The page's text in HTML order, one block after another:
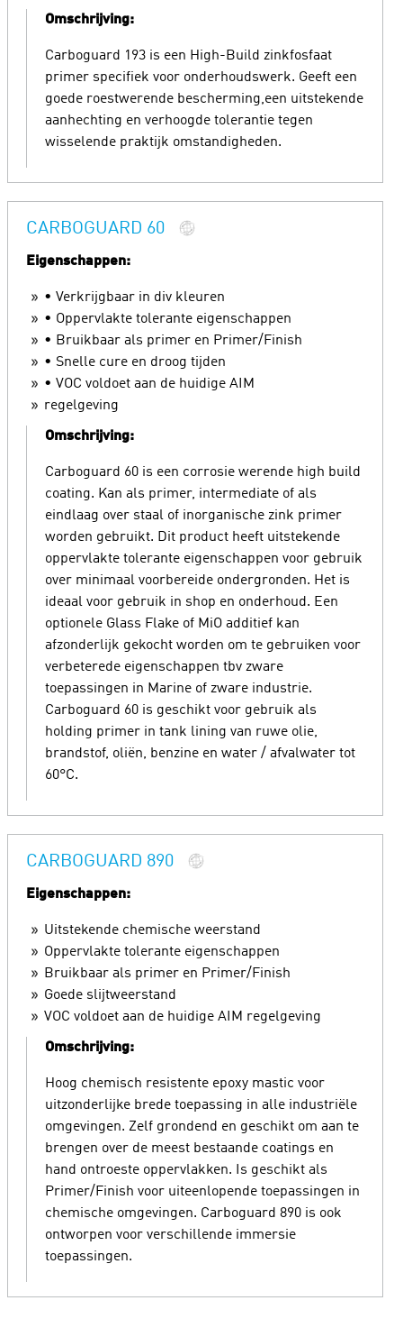
Omschrijving:
Carboguard 193 is een High-Build zinkfosfaat
primer specifiek voor onderhoudswerk. Geeft een
goede roestwerende bescherming,een uitstekende
aanhechting en verhoogde tolerantie tegen
wisselende praktijk omstandigheden.
CARBOGUARD 60
Eigenschappen:
• Verkrijgbaar in div kleuren
• Oppervlakte tolerante eigenschappen
• Bruikbaar als primer en Primer/Finish
• Snelle cure en droog tijden
• VOC voldoet aan de huidige AIM
regelgeving
Omschrijving:
Carboguard 60 is een corrosie werende high build
coating. Kan als primer, intermediate of als
eindlaag over staal of inorganische zink primer
worden gebruikt. Dit product heeft uitstekende
oppervlakte tolerante eigenschappen voor gebruik
over minimaal voorbereide ondergronden. Het is
ideaal voor gebruik in shop en onderhoud. Een
optionele Glass Flake of MiO additief kan
afzonderlijk gekocht worden om te gebruiken voor
verbeterede eigenschappen tbv zware
toepassingen in Marine of zware industrie.
Carboguard 60 is geschikt voor gebruik als
holding primer in tank lining van ruwe olie,
brandstof, oliën, benzine en water / afvalwater tot
60°C.
CARBOGUARD 890
Eigenschappen:
Uitstekende chemische weerstand
Oppervlakte tolerante eigenschappen
Bruikbaar als primer en Primer/Finish
Goede slijtweerstand
VOC voldoet aan de huidige AIM regelgeving
Omschrijving:
Hoog chemisch resistente epoxy mastic voor
uitzonderlijke brede toepassing in alle industriële
omgevingen. Zelf grondend en geschikt om aan te
brengen over de meest bestaande coatings en
hand ontroeste oppervlakken. Is geschikt als
Primer/Finish voor uiteenlopende toepassingen in
chemische omgevingen. Carboguard 890 is ook
ontworpen voor verschillende immersie
toepassingen.